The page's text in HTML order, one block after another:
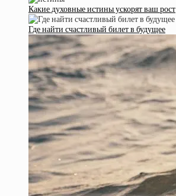
Какие духовные истины ускорят ваш рост
Где найти счастливый билет в будущее